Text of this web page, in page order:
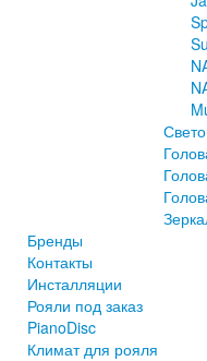
Бренды
Контакты
Инсталляции
Рояли под заказ
PianoDisc
Климат для рояля